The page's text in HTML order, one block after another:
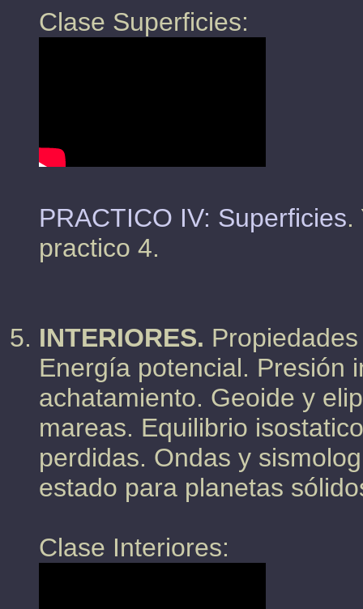
Clase Superficies:
PRACTICO IV: Superficies.
practico 4.
INTERIORES.
Energía potencial. Presión
achatamiento. Geoide y
mareas. Equilibrio
perdidas. Ondas y
estado para planetas
Clase Interiores: